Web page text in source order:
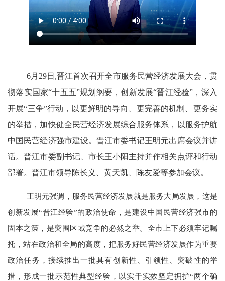
6月29日,晋江首次召开全市服务民营经济发展大会，贯
彻落实国家“十五五”规划纲要，创新发展“晋江经验”，深入
开展“三争”行动，以更鲜明的导向、更完善的机制、更务实
的举措，加快健全民营经济发展综合服务体系，以服务护航
中国民营经济强市建设。晋江市委书记王明元出席会议并讲
话。晋江市委副书记、市长王小阳主持并作相关点评和行动
部署。晋江市领导陈长义、黄天凯、陈友爱等参加会议。
王明元强调，服务民营经济发展就是服务大局发展，这是
创新发展“晋江经验”的政治使命，是建设中国民营经济强市的
固本之策，是突围区域竞争的必然之举。全市上下必须牢记嘱
托，站在政治和全局的高度，把服务好民营经济发展作为重要
政治任务，接续推出一批具有创新性、引领性、突破性的举
措，形成一批示范性典型经验，以实干实效坚定拥护“两个确